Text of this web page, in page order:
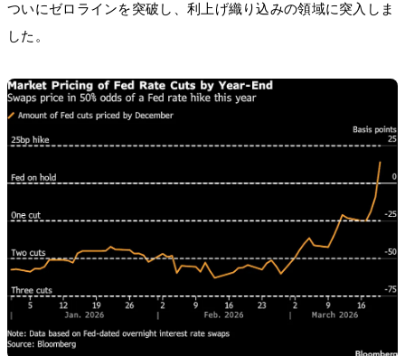
ついにゼロラインを突破し、利上げ織り込みの領域に突入しま
した。